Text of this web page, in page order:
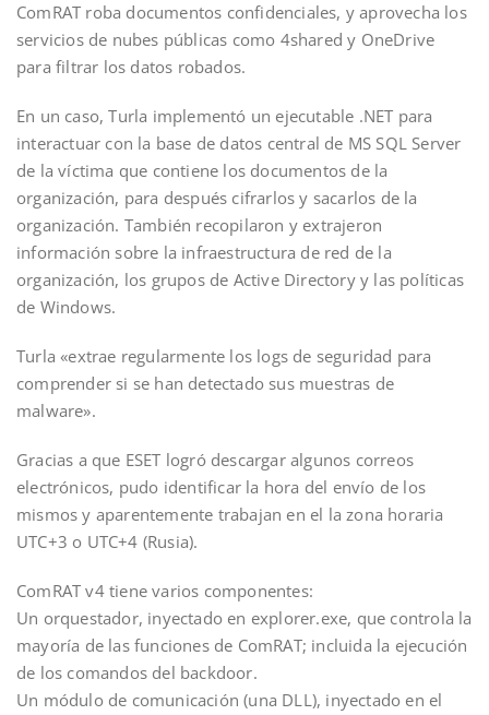
ComRAT roba documentos confidenciales, y aprovecha los
servicios de nubes públicas como 4shared y OneDrive
para filtrar los datos robados.
En un caso, Turla implementó un ejecutable .NET para
interactuar con la base de datos central de MS SQL Server
de la víctima que contiene los documentos de la
organización, para después cifrarlos y sacarlos de la
organización. También recopilaron y extrajeron
información sobre la infraestructura de red de la
organización, los grupos de Active Directory y las políticas
de Windows.
Turla «extrae regularmente los logs de seguridad para
comprender si se han detectado sus muestras de
malware».
Gracias a que ESET logró descargar algunos correos
electrónicos, pudo identificar la hora del envío de los
mismos y aparentemente trabajan en el la zona horaria
UTC+3 o UTC+4 (Rusia).
ComRAT v4 tiene varios componentes:
Un orquestador, inyectado en explorer.exe, que controla la
mayoría de las funciones de ComRAT; incluida la ejecución
de los comandos del backdoor.
Un módulo de comunicación (una DLL), inyectado en el